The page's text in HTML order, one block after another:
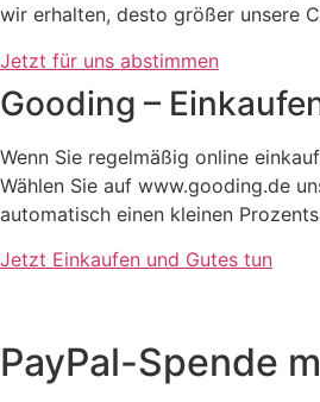
wir erhalten, desto größer unsere
Jetzt für uns abstimmen
Gooding –
Wenn Sie regelmäßig online
Wählen Sie auf www.gooding.de
automatisch einen kleinen
Jetzt Einkaufen und Gutes tun
PayPal-Spende